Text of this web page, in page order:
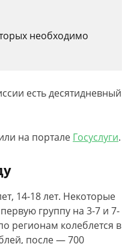
необходимо
есть десятидневный
на портале Госуслуги.
14-18 лет. Некоторые
группу на 3-7 и 7-
регионам колеблется в
после — 700